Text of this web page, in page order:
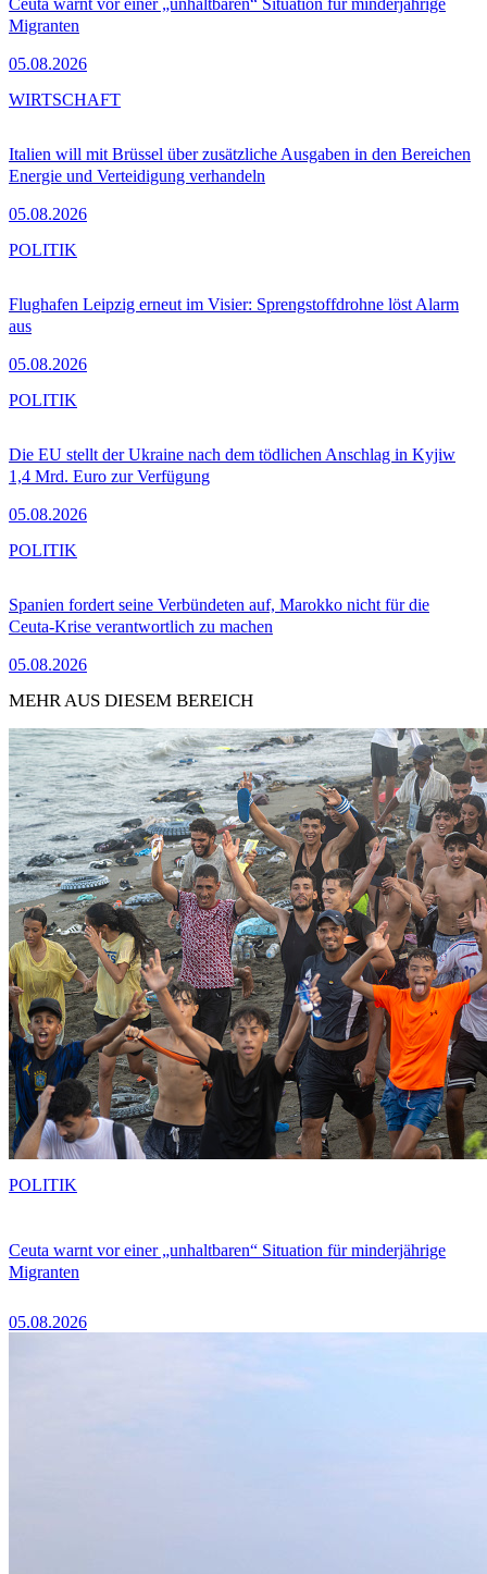
Ceuta warnt vor einer „unhaltbaren“ Situation für minderjährige
Migranten
05.08.2026
Italien will mit Brüssel über zusätzliche Ausgaben in den Bereichen
Energie und Verteidigung verhandeln
05.08.2026
WIRTSCHAFT
Flughafen Leipzig erneut im Visier: Sprengstoffdrohne löst Alarm
aus
05.08.2026
POLITIK
Die EU stellt der Ukraine nach dem tödlichen Anschlag in Kyjiw
1,4 Mrd. Euro zur Verfügung
05.08.2026
POLITIK
Spanien fordert seine Verbündeten auf, Marokko nicht für die
Ceuta-Krise verantwortlich zu machen
05.08.2026
POLITIK
MEHR AUS DIESEM BEREICH
Ceuta warnt vor einer „unhaltbaren“ Situation für minderjährige
Migranten
05.08.2026
POLITIK